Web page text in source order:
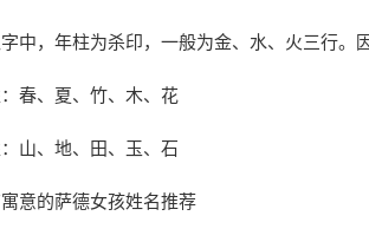
中，年柱为杀印，一般为金、水、火三行。
春、夏、竹、木、花
山、地、田、玉、石
意的萨德女孩姓名推荐